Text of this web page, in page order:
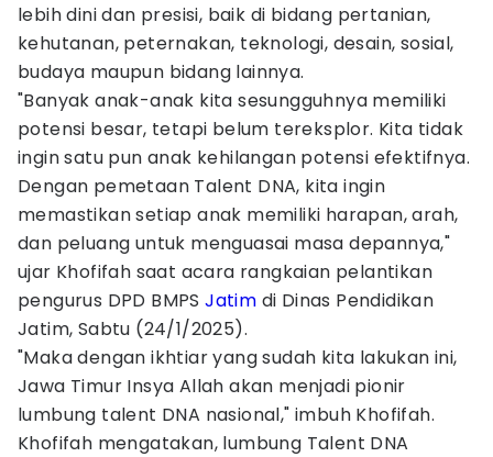
lebih dini dan presisi, baik di bidang pertanian,
kehutanan, peternakan, teknologi, desain, sosial,
budaya maupun bidang lainnya.
"Banyak anak-anak kita sesungguhnya memiliki
potensi besar, tetapi belum tereksplor. Kita tidak
ingin satu pun anak kehilangan potensi efektifnya.
Dengan pemetaan Talent DNA, kita ingin
memastikan setiap anak memiliki harapan, arah,
dan peluang untuk menguasai masa depannya,"
ujar Khofifah saat acara rangkaian pelantikan
pengurus DPD BMPSJatim di Dinas Pendidikan
Jatim, Sabtu (24/1/2025).
"Maka dengan ikhtiar yang sudah kita lakukan ini,
Jawa Timur Insya Allah akan menjadi pionir
lumbung talent DNA nasional," imbuh Khofifah.
Khofifah mengatakan, lumbung Talent DNA